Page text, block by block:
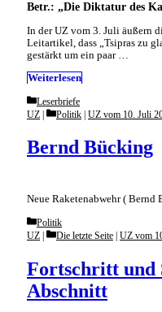
Betr.: „Die Diktatur des
In der UZ vom 3. Juli äußern
Leitartikel, dass „Tsipras zu
gestärkt um ein paar …
Weiterlesen
Categories
Leserbriefe
Bernd Bücking
UZ Categories
Politik | UZ vom 10. Juli
Neue Raketenabwehr ( Bernd
Categories
Politik
Fortschritt und
Abschnitt
UZ Categories
Die letzte Seite UZ vom